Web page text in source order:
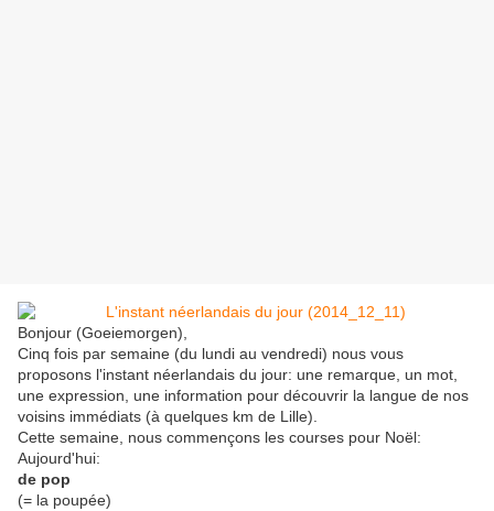
Bonjour (Goeiemorgen),
Cinq fois par semaine (du lundi au vendredi) nous vous
proposons l'instant néerlandais du jour: une remarque, un mot,
une expression, une information pour découvrir la langue de nos
voisins immédiats (à quelques km de Lille).
Cette semaine, nous commençons les courses pour Noël:
Aujourd'hui:
de pop
(= la poupée)